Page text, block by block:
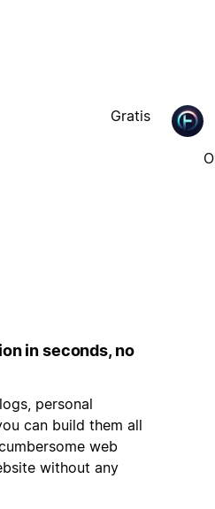
Gratis
in seconds, no
personal
can build them all
web
without any